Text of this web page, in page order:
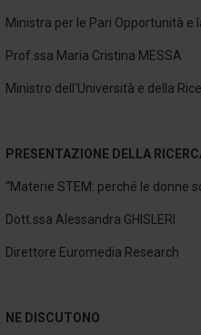
Ministra per le Pari Opportunità e
Prof.ssa Maria Cristina MESSA
Ministro dell'Università e della
PRESENTAZIONE DELLA
“Materie STEM: perché le donne
Dott.ssa Alessandra GHISLERI
Direttore Euromedia Research
NE DISCUTONO